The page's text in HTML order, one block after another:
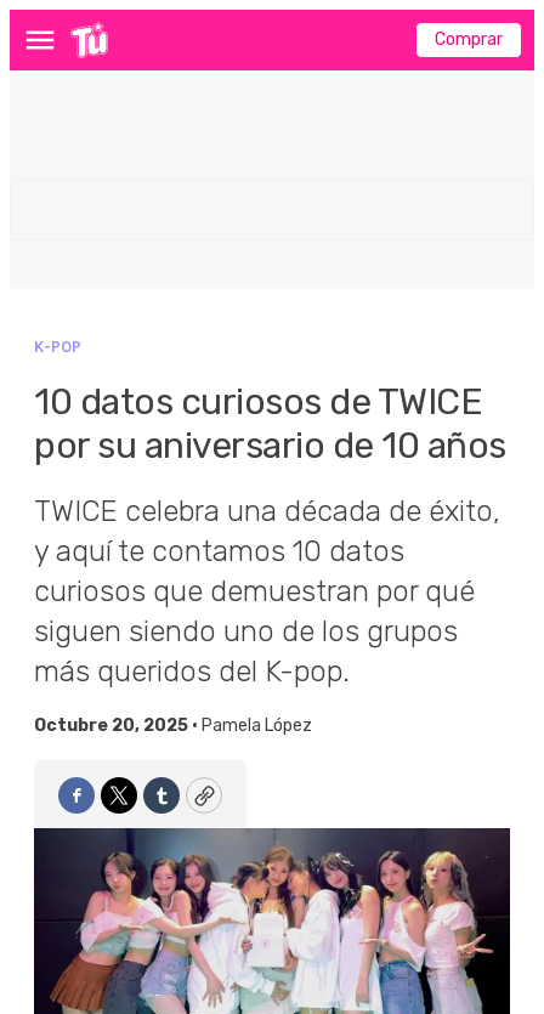
Menú Comprar
K-POP
10 datos curiosos de TWICE
por su aniversario de 10 años
TWICE celebra una década de éxito,
y aquí te contamos 10 datos
curiosos que demuestran por qué
siguen siendo uno de los grupos
más queridos del K-pop.
Octubre 20, 2025 • Pamela López
Facebook
TwitterTumblrCopy